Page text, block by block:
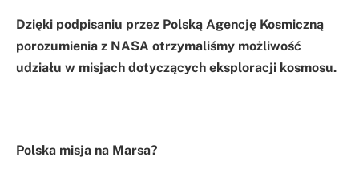
Dzięki podpisaniu przez Polską Agencję Kosmiczną
porozumienia z NASA otrzymaliśmy możliwość
udziału w misjach dotyczących eksploracji kosmosu.
Polska misja na Marsa?